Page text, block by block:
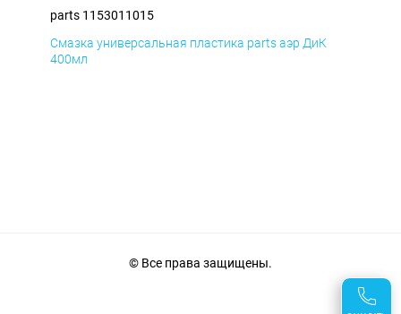
parts 1153011015
Смазка универсальная пластика parts аэр ДиК
400мл
© Все права защищены.